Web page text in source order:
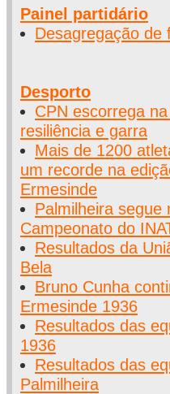
Painel partidário
Desagregação de
Desporto
CPN escorrega
resiliência e garra
Mais de 1200
um recorde na
Ermesinde
Palmilheira segue
Campeonato do
Resultados da
Bela
Bruno Cunha
Ermesinde 1936
Resultados das
1936
Resultados das
Palmilheira